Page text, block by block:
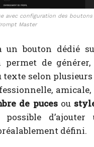
avec configuration des
Master
un bouton dédié
permet de
selon
de pucesou
d’ajouter
défini.